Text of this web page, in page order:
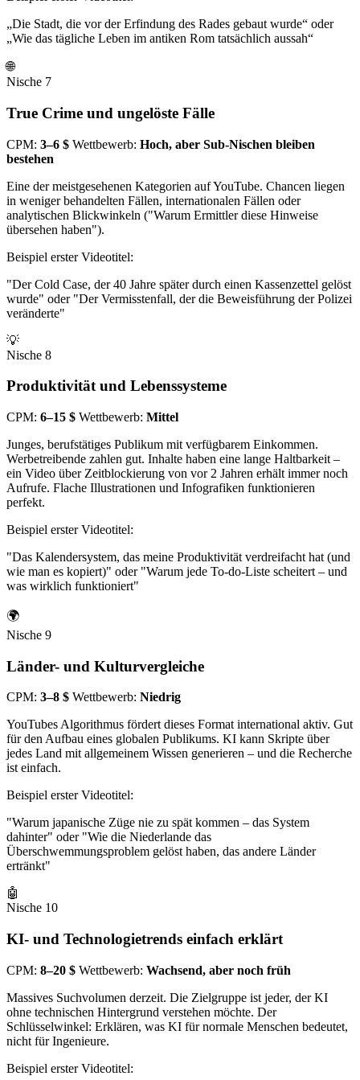
„Die Stadt, die vor der Erfindung des Rades gebaut wurde“ oder
„Wie das tägliche Leben im antiken Rom tatsächlich aussah“
🌐
Nische 7
True Crime und ungelöste Fälle
CPM: 3–6 $ Wettbewerb: Hoch, aber Sub-Nischen bleiben
bestehen
Eine der meistgesehenen Kategorien auf YouTube. Chancen liegen
in weniger behandelten Fällen, internationalen Fällen oder
analytischen Blickwinkeln ("Warum Ermittler diese Hinweise
übersehen haben").
Beispiel erster Videotitel:
"Der Cold Case, der 40 Jahre später durch einen Kassenzettel gelöst
wurde" oder "Der Vermisstenfall, der die Beweisführung der Polizei
veränderte"
💡
Nische 8
Produktivität und Lebenssysteme
CPM: 6–15 $ Wettbewerb: Mittel
Junges, berufstätiges Publikum mit verfügbarem Einkommen.
Werbetreibende zahlen gut. Inhalte haben eine lange Haltbarkeit –
ein Video über Zeitblockierung von vor 2 Jahren erhält immer noch
Aufrufe. Flache Illustrationen und Infografiken funktionieren
perfekt.
Beispiel erster Videotitel:
"Das Kalendersystem, das meine Produktivität verdreifacht hat (und
wie man es kopiert)" oder "Warum jede To-do-Liste scheitert – und
was wirklich funktioniert"
🌍
Nische 9
Länder- und Kulturvergleiche
CPM: 3–8 $ Wettbewerb: Niedrig
YouTubes Algorithmus fördert dieses Format international aktiv. Gut
für den Aufbau eines globalen Publikums. KI kann Skripte über
jedes Land mit allgemeinem Wissen generieren – und die Recherche
ist einfach.
Beispiel erster Videotitel:
"Warum japanische Züge nie zu spät kommen – das System
dahinter" oder "Wie die Niederlande das
Überschwemmungsproblem gelöst haben, das andere Länder
ertränkt"
🤖
Nische 10
KI- und Technologietrends einfach erklärt
CPM: 8–20 $ Wettbewerb: Wachsend, aber noch früh
Massives Suchvolumen derzeit. Die Zielgruppe ist jeder, der KI
ohne technischen Hintergrund verstehen möchte. Der
Schlüsselwinkel: Erklären, was KI für normale Menschen bedeutet,
nicht für Ingenieure.
Beispiel erster Videotitel: